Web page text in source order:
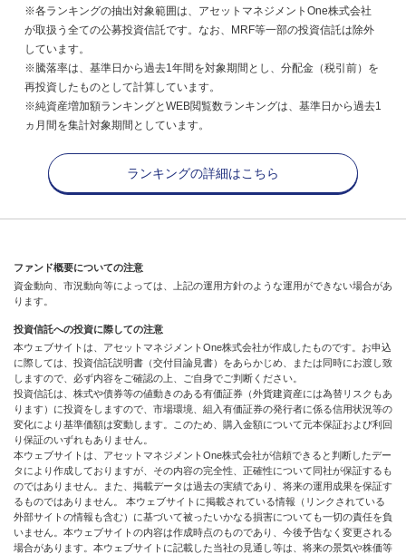
※各ランキングの抽出対象範囲は、アセットマネジメントOne株式会社
が取扱う全ての公募投資信託です。なお、MRF等一部の投資信託は除外
しています。
※騰落率は、基準日から過去1年間を対象期間とし、分配金（税引前）を
再投資したものとして計算しています。
※純資産増加額ランキングとWEB閲覧数ランキングは、基準日から過去1
ヵ月間を集計対象期間としています。
ランキングの詳細はこちら
ファンド概要についての注意
資金動向、市況動向等によっては、上記の運用方針のような運用ができない場合があ
ります。
投資信託への投資に際しての注意
本ウェブサイトは、アセットマネジメントOne株式会社が作成したものです。お申込
に際しては、投資信託説明書（交付目論見書）をあらかじめ、または同時にお渡し致
しますので、必ず内容をご確認の上、ご自身でご判断ください。
投資信託は、株式や債券等の値動きのある有価証券（外貨建資産には為替リスクもあ
ります）に投資をしますので、市場環境、組入有価証券の発行者に係る信用状況等の
変化により基準価額は変動します。このため、購入金額について元本保証および利回
り保証のいずれもありません。
本ウェブサイトは、アセットマネジメントOne株式会社が信頼できると判断したデー
タにより作成しておりますが、その内容の完全性、正確性について同社が保証するも
のではありません。また、掲載データは過去の実績であり、将来の運用成果を保証す
るものではありません。 本ウェブサイトに掲載されている情報（リンクされている
外部サイトの情報も含む）に基づいて被ったいかなる損害についても一切の責任を負
いません。本ウェブサイトの内容は作成時点のものであり、今後予告なく変更される
場合があります。本ウェブサイトに記載した当社の見通し等は、将来の景気や株価等